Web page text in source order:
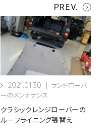
2021.01.30
ランドローバ
ーのメンテナンス
クラシックレンジローバーの
ルーフライニング張替え